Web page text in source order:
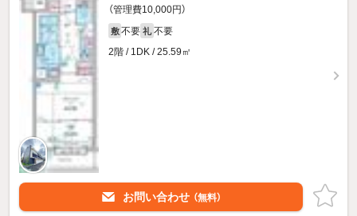
（管理費10,000円）
敷 不要 礼 不要
2階 / 1DK / 25.59㎡
お問い合わせ （無料）